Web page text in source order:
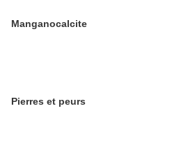
Manganocalcite
Pierres et peurs